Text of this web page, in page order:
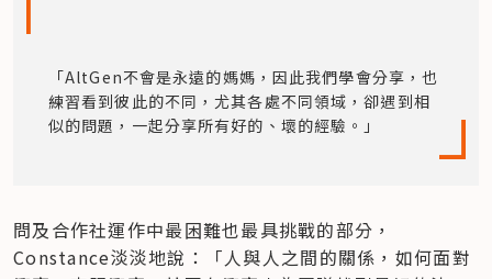
「AltGen不會是永遠的媽媽，因此我們學會分享，也
練習看到彼此的不同，尤其各處不同領域，卻遇到相
似的問題，一起分享所有好的、壞的經驗。」
問及合作社運作中最困難也最具挑戰的部分，
Constance淡淡地說：「人與人之間的關係，如何面對